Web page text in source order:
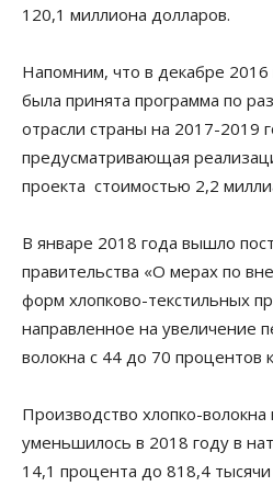
120,1 миллиона долларов.
Напомним, что в декабре 2016
была принята программа по
отрасли страны на 2017-2019
предусматривающая
проекта стоимостью 2,2
В январе 2018 года вышло
правительства «О мерах по
форм хлопково-текстильных
направленное на увеличение
волокна с 44 до 70 процентов
Производство хлопко-волокна
уменьшилось в 2018 году в
14,1 процента до 818,4 тысячи